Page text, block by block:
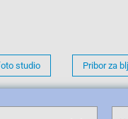
studio Pribor za